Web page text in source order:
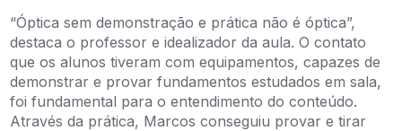
“Óptica sem demonstração e prática não é óptica”,
destaca o professor e idealizador da aula. O contato
que os alunos tiveram com equipamentos, capazes de
demonstrar e provar fundamentos estudados em sala,
foi fundamental para o entendimento do conteúdo.
Através da prática, Marcos conseguiu provar e tirar